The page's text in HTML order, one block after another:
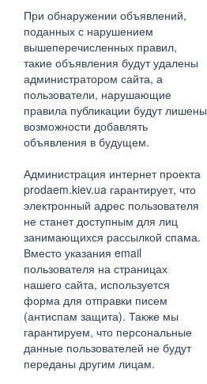
При обнаружении объявлений,
поданных с нарушением
вышеперечисленных правил,
такие объявления будут удалены
администратором сайта, а
пользователи, нарушающие
правила публикации будут лишены
возможности добавлять
объявления в будущем.
Администрация интернет проекта
prodaem.kiev.ua гарантирует, что
электронный адрес пользователя
не станет доступным для лиц
занимающихся рассылкой спама.
Вместо указания email
пользователя на страницах
нашего сайта, используется
форма для отправки писем
(антиспам защита). Также мы
гарантируем, что персональные
данные пользователей не будут
переданы другим лицам.